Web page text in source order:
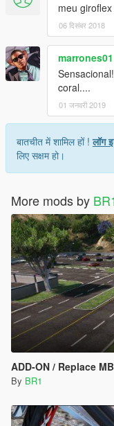
meu
06 दिसंबर 2018
marrones01
coral....
01 जनवरी 2019
बातचीत में शामिल हों !लॉग
लिए सक्षम हो।
More mods by
ADD-ON / Replace
By BR1